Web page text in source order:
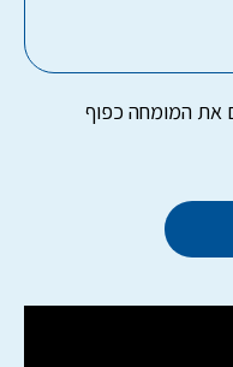
את המומחה כפוף